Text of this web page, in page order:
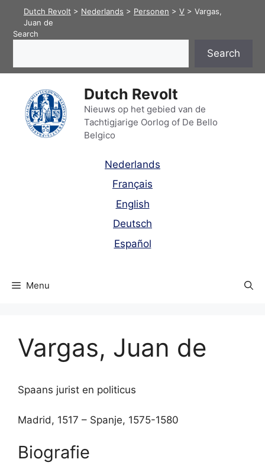
content
Dutch Revolt > Nederlands > Personen > V > Vargas,
Juan de
Search
Search
Dutch Revolt
Nieuws op het gebied van de
Tachtigjarige Oorlog of De Bello
Belgico
Nederlands
Français
English
Deutsch
Español
Menu
Vargas, Juan de
Spaans jurist en politicus
Madrid, 1517 – Spanje, 1575-1580
Biografie